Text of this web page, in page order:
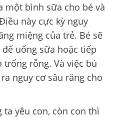
một bình sữa cho bé và
này cực kỳ nguy
miệng của trẻ. Bé sẽ
uống sữa hoặc tiếp
trống rỗng. Và việc bú
nguy cơ sâu răng cho
ta yêu con, còn con thì